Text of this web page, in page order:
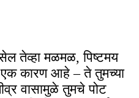
तेव्हा मळमळ, पिष्टमय
एक कारण आहे – ते तुमच्या
वासामुळे तुमचे पोट